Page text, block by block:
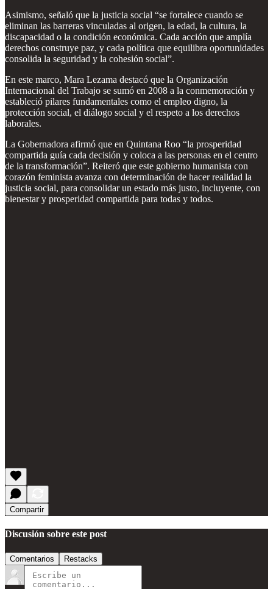
Asimismo, señaló que la justicia social “se fortalece cuando se
eliminan las barreras vinculadas al origen, la edad, la cultura, la
discapacidad o la condición económica. Cada acción que amplía
derechos construye paz, y cada política que equilibra oportunidades
consolida la seguridad y la cohesión social”.
En este marco, Mara Lezama destacó que la Organización
Internacional del Trabajo se sumó en 2008 a la conmemoración y
estableció pilares fundamentales como el empleo digno, la
protección social, el diálogo social y el respeto a los derechos
laborales.
La Gobernadora afirmó que en Quintana Roo “la prosperidad
compartida guía cada decisión y coloca a las personas en el centro
de la transformación”. Reiteró que este gobierno humanista con
corazón feminista avanza con determinación de hacer realidad la
justicia social, para consolidar un estado más justo, incluyente, con
bienestar y prosperidad compartida para todas y todos.
Compartir
Discusión sobre este post
Comentarios Restacks